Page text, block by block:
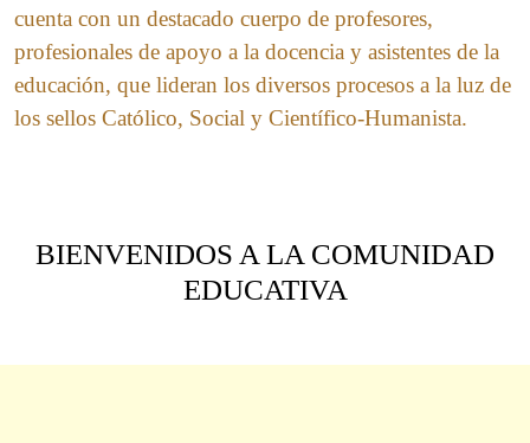
cuenta con un destacado cuerpo de profesores,
profesionales de apoyo a la docencia y asistentes de la
educación, que lideran los diversos procesos a la luz de
los sellos Católico, Social y Científico-Humanista.
BIENVENIDOS A LA COMUNIDAD
EDUCATIVA